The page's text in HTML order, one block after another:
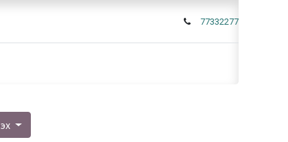
77332277